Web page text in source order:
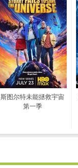
斯图尔特未能拯救宇宙
第一季